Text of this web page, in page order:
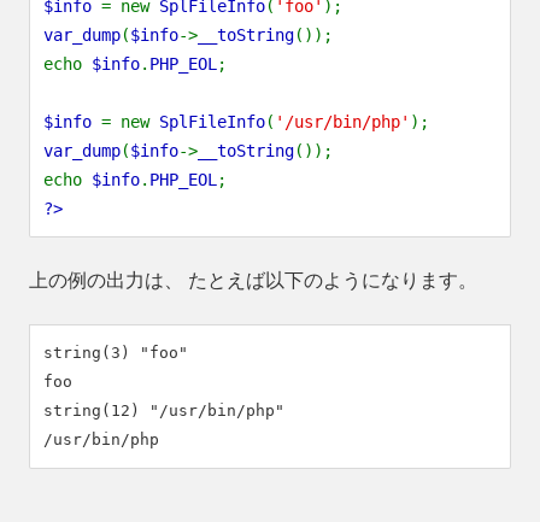
$info = new SplFileInfo( 'foo' );
var_dump($info-> __toString());
echo $info. PHP_EOL ;
$info = new SplFileInfo( '/usr/bin/php' );
var_dump($info-> __toString());
echo $info. PHP_EOL ;
?>
上の例の出力は、 たとえば以下のようになります。
string(3) "foo"
foo
string(12) "/usr/bin/php"